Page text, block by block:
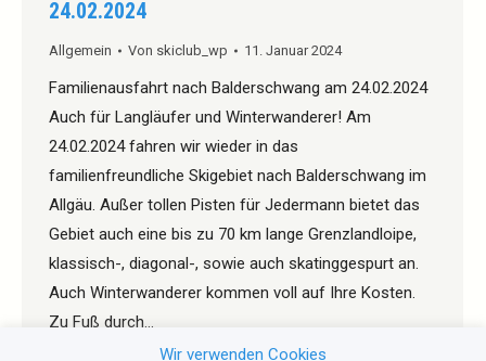
24.02.2024
Allgemein Von skiclub_wp 11. Januar 2024
Familienausfahrt nach Balderschwang am 24.02.2024
Auch für Langläufer und Winterwanderer! Am
24.02.2024 fahren wir wieder in das
familienfreundliche Skigebiet nach Balderschwang im
Allgäu. Außer tollen Pisten für Jedermann bietet das
Gebiet auch eine bis zu 70 km lange Grenzlandloipe,
klassisch-, diagonal-, sowie auch skatinggespurt an.
Auch Winterwanderer kommen voll auf Ihre Kosten.
Zu Fuß durch…
Wir verwenden Cookies